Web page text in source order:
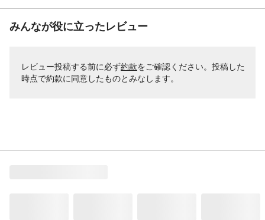
みんなが役に立ったレビュー
レビュー投稿する前に必ず約款をご確認ください。投稿した
時点で約款に同意したものとみなします。